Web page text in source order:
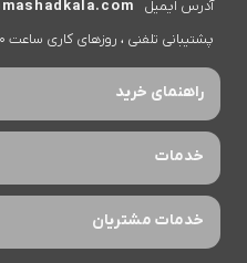
آدرس ایمیل
پشتیبانی تلفنی ، روزهای کاری ساعت 10 الی 14 - 17 الی 20
راهنمای خرید
خدمات
خدمات مشتریان